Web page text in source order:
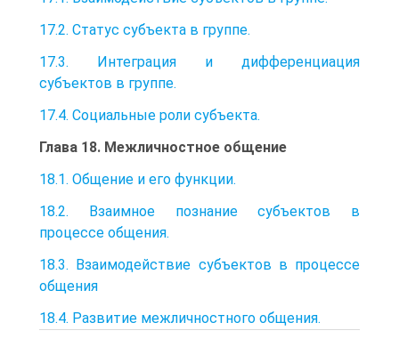
17.2. Статус субъекта в группе.
17.3. Интеграция и дифференциация
субъектов в группе.
17.4. Социальные роли субъекта.
Глава 18. Межличностное общение
18.1. Общение и его функции.
18.2. Взаимное познание субъектов в
процессе общения.
18.3. Взаимодействие субъектов в процессе
общения
18.4. Развитие межличностного общения.